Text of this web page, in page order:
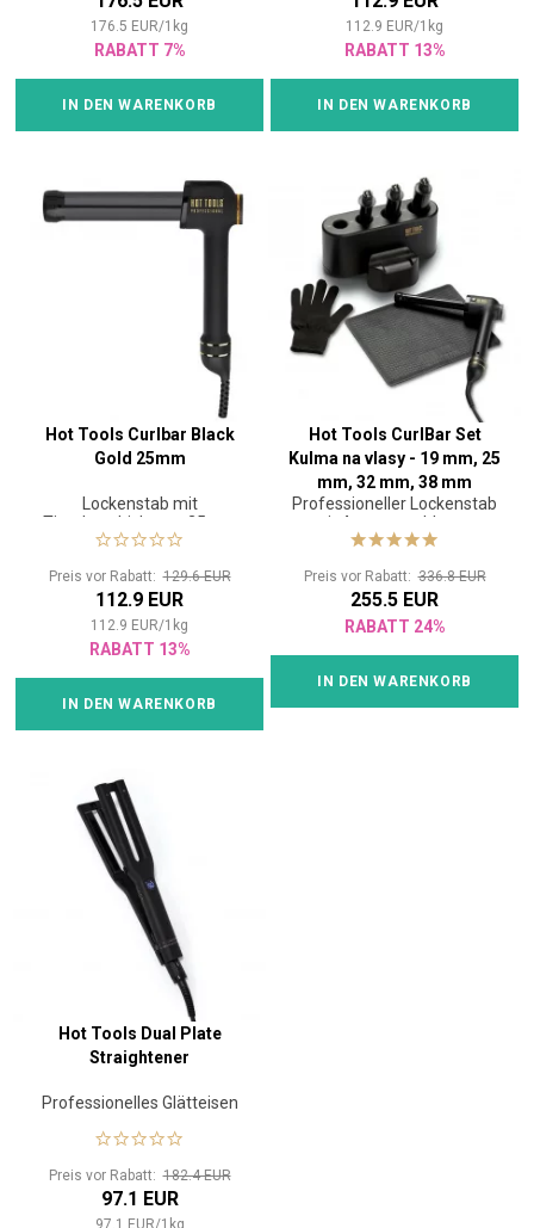
176.5 EUR/1 kg
RABATT 7%
IN DEN WARENKORB
112.9 EUR/1 kg
RABATT 13%
IN DEN WARENKORB
Hot Tools Curlbar Black
Gold 25mm
Lockenstab mit
Titanbeschichtung 25mm
Preis vor Rabatt:129.6 EUR
112.9 EUR
112.9 EUR/1 kg
RABATT 13%
IN DEN WARENKORB
Hot Tools CurlBar Set
Kulma na vlasy - 19 mm, 25
mm, 32 mm, 38 mm
Professioneller Lockenstab
mit 4 austauschbaren
Aufsätzen
Preis vor Rabatt:336.8 EUR
255.5 EUR
RABATT 24%
IN DEN WARENKORB
Hot Tools Dual Plate
Straightener
Professionelles Glätteisen
Preis vor Rabatt:182.4 EUR
97.1 EUR
97.1 EUR/1 kg